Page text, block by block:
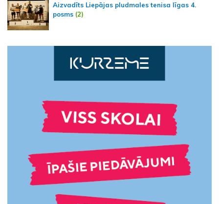
Aizvadīts Liepājas pludmales tenisa līgas 4.
posms (2)